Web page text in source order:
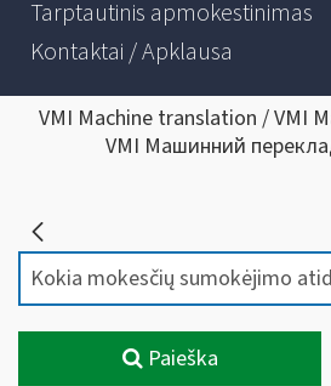
Tarptautinis apmokestinimas
Kontaktai / Apklausa
VMI Machine translation / VMI
VMI Машинний
Paieška